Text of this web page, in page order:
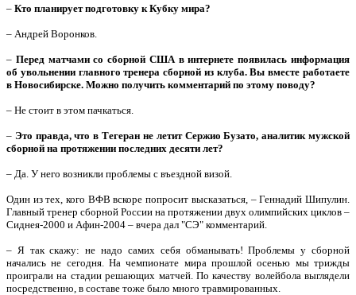
– Кто планирует подготовку к Кубку мира?
– Андрей Воронков.
– Перед матчами со сборной США в интернете появилась информация
об увольнении главного тренера сборной из клуба. Вы вместе работаете
в Новосибирске. Можно получить комментарий по этому поводу?
– Не стоит в этом пачкаться.
– Это правда, что в Тегеран не летит Сержио Бузато, аналитик мужской
сборной на протяжении последних десяти лет?
– Да. У него возникли проблемы с въездной визой.
Один из тех, кого ВФВ вскоре попросит высказаться, – Геннадий Шипулин.
Главный тренер сборной России на протяжении двух олимпийских циклов –
Сиднея-2000 и Афин-2004 – вчера дал "СЭ" комментарий.
– Я так скажу: не надо самих себя обманывать! Проблемы у сборной
начались не сегодня. На чемпионате мира прошлой осенью мы трижды
проиграли на стадии решающих матчей. По качеству волейбола выглядели
посредственно, в составе тоже было много травмированных.